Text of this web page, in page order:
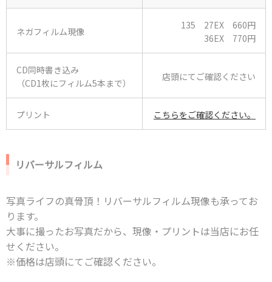
ネガフィルム現像
135 27EX 660円
36EX 770円
CD同時書き込み
（CD1枚にフィルム5本まで）
店頭にてご確認ください
プリント こちらをご確認ください。
リバーサルフィルム
写真ライフの真骨頂！リバーサルフィルム現像も承ってお
ります。
⼤事に撮ったお写真だから、現像・プリントは当店にお任
せください。
※価格は店頭にてご確認ください。